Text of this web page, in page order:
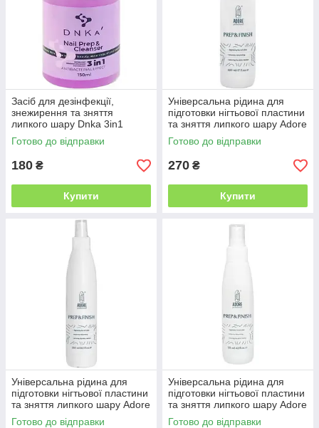
Засіб для дезінфекції,
знежирення та зняття
липкого шару Dnka 3in1
Prep&Cleanser, 150 мл
Готово до відправки
180 ₴
Купити
Універсальна рідина для
підготовки нігтьової пластини
та зняття липкого шару Adore
Prep&Finish, 500 мл
Готово до відправки
270 ₴
Купити
Універсальна рідина для
підготовки нігтьової пластини
та зняття липкого шару Adore
Prep&Finish, 250 мл
Готово до відправки
Універсальна рідина для
підготовки нігтьової пластини
та зняття липкого шару Adore
Prep&Finish, 125 мл
Готово до відправки